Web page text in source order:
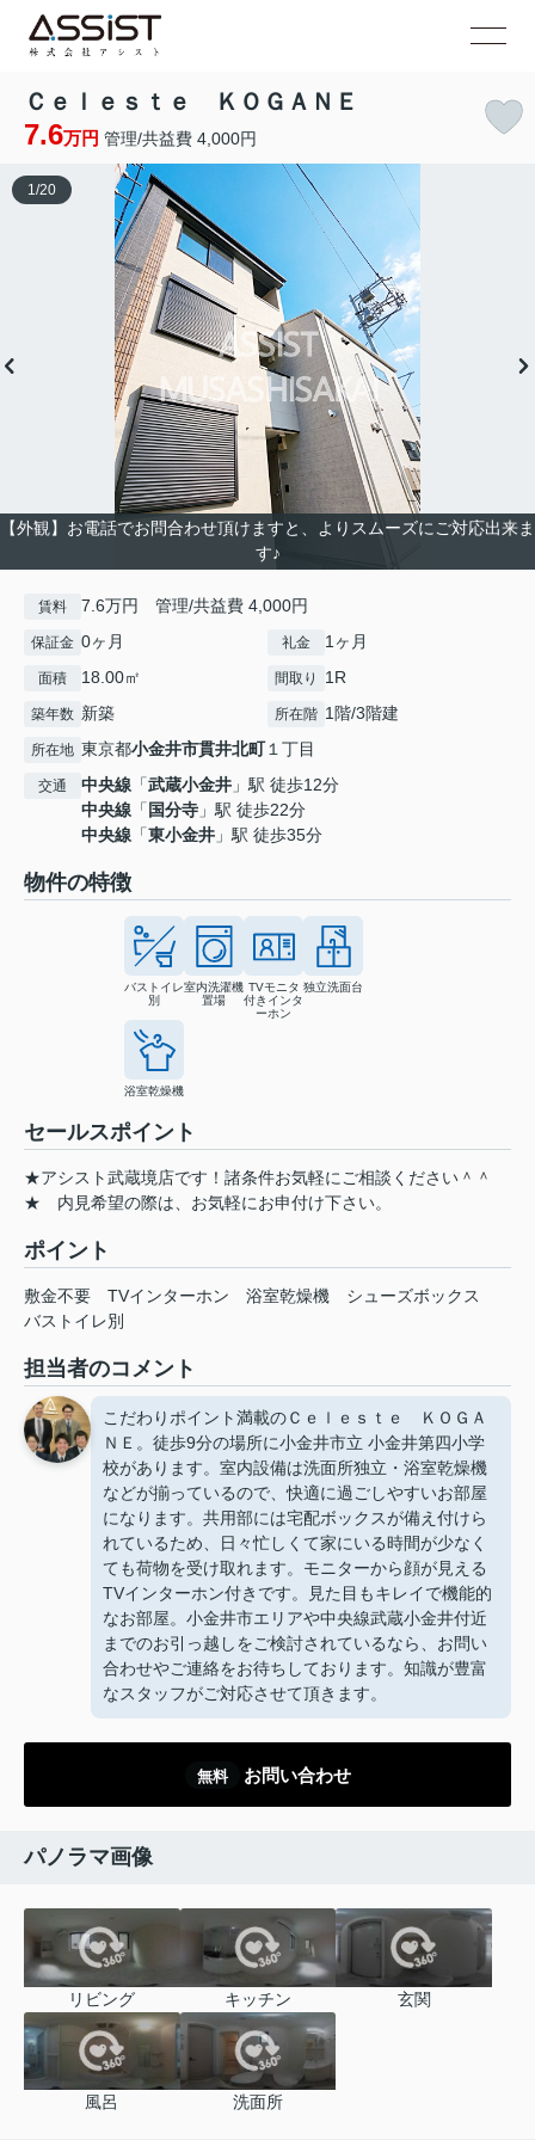
Ｃｅｌｅｓｔｅ ＫＯＧＡＮＥ
7.6万円 管理/共益費 4,000円
【外観】お電話でお問合わせ頂けますと、よりスムーズにご対応出来ま
す♪
1 /20
賃料 7.6万円 管理/共益費 4,000円
保証金 0ヶ月 礼金 1ヶ月
面積 18.00㎡ 間取り 1R
築年数 新築 所在階 1階/3階建
所在地 東京都小金井市貫井北町１丁目
交通 中央線 「武蔵小金井 」駅 徒歩12分
中央線 「 国分寺 」駅 徒歩22分
中央線 「東小金井 」駅 徒歩35分
物件の特徴
バストイレ
別
室内洗濯機
置場
TVモニタ
付きインタ
ーホン
独立洗面台
浴室乾燥機
セールスポイント
★アシスト武蔵境店です！諸条件お気軽にご相談ください＾＾
★ 内見希望の際は、お気軽にお申付け下さい。
ポイント
敷金不要 TVインターホン 浴室乾燥機
シューズボックス
バストイレ別
担当者のコメント
こだわりポイント満載のＣｅｌｅｓｔｅ ＫＯＧＡ
ＮＥ。徒歩9分の場所に小金井市立 小金井第四小学
校があります。室内設備は洗面所独立・浴室乾燥機
などが揃っているので、快適に過ごしやすいお部屋
になります。共用部には宅配ボックスが備え付けら
れているため、日々忙しくて家にいる時間が少なく
ても荷物を受け取れます。モニターから顔が見える
TVインターホン付きです。見た目もキレイで機能的
なお部屋。小金井市エリアや中央線武蔵小金井付近
までのお引っ越しをご検討されているなら、お問い
合わせやご連絡をお待ちしております。知識が豊富
なスタッフがご対応させて頂きます。
無料 お問い合わせ
パノラマ画像
リビング キッチン 玄関
風呂 洗面所